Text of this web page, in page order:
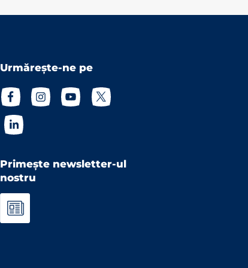
Urmărește-ne pe
Primește newsletter-ul
nostru